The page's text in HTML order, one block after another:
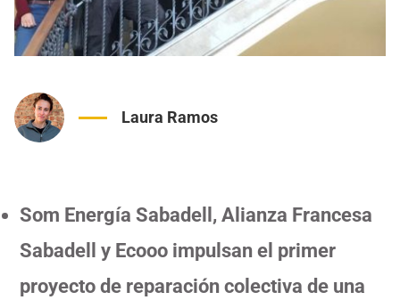
Laura Ramos
Som Energía Sabadell, Alianza Francesa
Sabadell y Ecooo impulsan el primer
proyecto de reparación colectiva de una